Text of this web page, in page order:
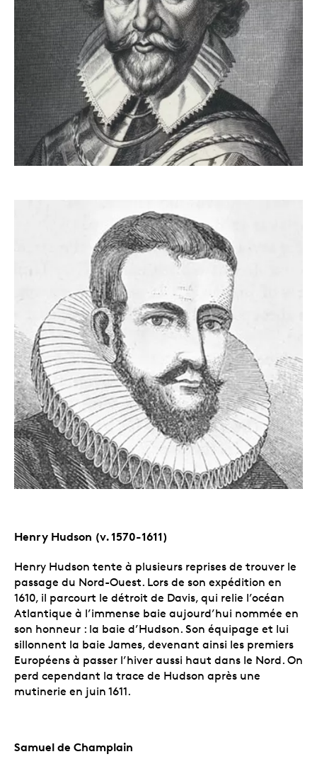
Henry Hudson (v. 1570-1611)
Henry Hudson tente à plusieurs reprises de trouver le
passage du Nord-Ouest. Lors de son expédition en
1610, il parcourt le détroit de Davis, qui relie l’océan
Atlantique à l’immense baie aujourd’hui nommée en
son honneur : la baie d’Hudson. Son équipage et lui
sillonnent la baie James, devenant ainsi les premiers
Européens à passer l’hiver aussi haut dans le Nord. On
perd cependant la trace de Hudson après une
mutinerie en juin 1611.
Samuel de Champlain